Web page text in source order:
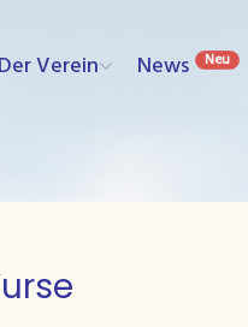
Der Verein News